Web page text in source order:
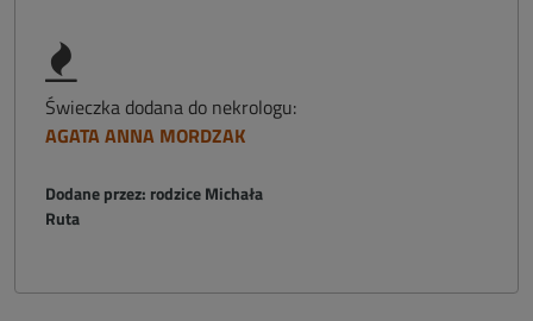
Świeczka dodana do nekrologu:
AGATA ANNA MORDZAK
Dodane przez: rodzice Michała
Ruta